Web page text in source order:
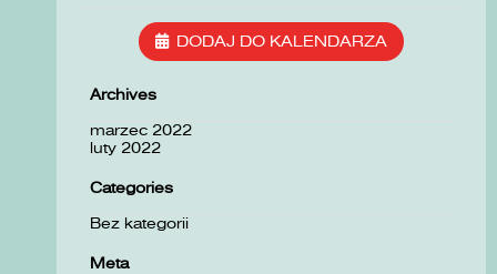
DODAJ DO KALENDARZA
Archives
marzec 2022
luty 2022
Categories
Bez kategorii
Meta